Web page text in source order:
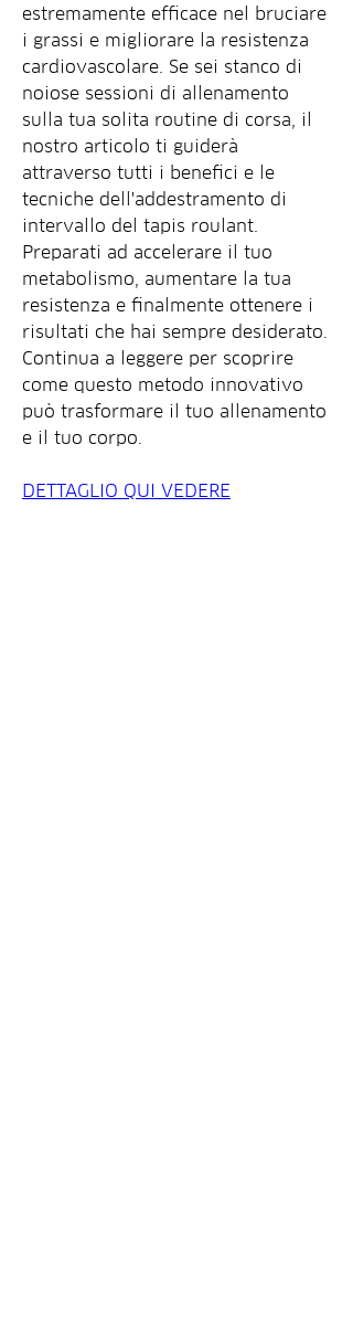
estremamente efficace nel bruciare
i grassi e migliorare la resistenza
cardiovascolare. Se sei stanco di
noiose sessioni di allenamento
sulla tua solita routine di corsa, il
nostro articolo ti guiderà
attraverso tutti i benefici e le
tecniche dell'addestramento di
intervallo del tapis roulant.
Preparati ad accelerare il tuo
metabolismo, aumentare la tua
resistenza e finalmente ottenere i
risultati che hai sempre desiderato.
Continua a leggere per scoprire
come questo metodo innovativo
può trasformare il tuo allenamento
e il tuo corpo.
DETTAGLIO QUI VEDERE